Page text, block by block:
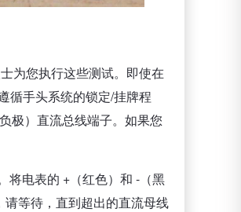
为您执行这些测试。即使在
循手头系统的锁定/挂牌程
极）直流总线端子。如果您
将电表的 +（红色）和 -（黑
等待，直到超出的直流母线